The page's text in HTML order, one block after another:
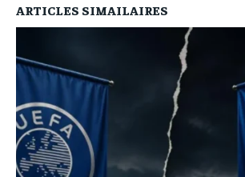
ARTICLES SIMAILAIRES